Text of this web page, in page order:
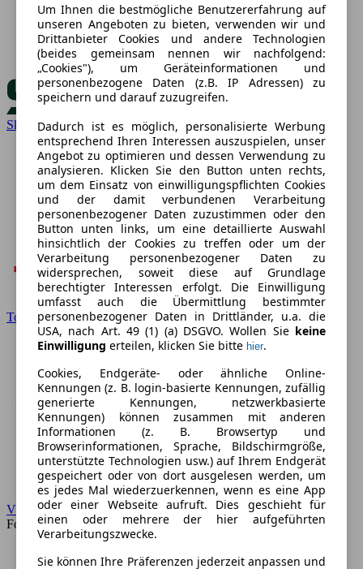
Skoda
Toyota
VW
Forum
Um Ihnen die bestmögliche Benutzererfahrung auf
unseren Angeboten zu bieten, verwenden wir und
Drittanbieter Cookies und andere Technologien
(beides gemeinsam nennen wir nachfolgend:
„Cookies"), um Geräteinformationen und
personenbezogene Daten (z.B. IP Adressen) zu
speichern und darauf zuzugreifen.
Dadurch ist es möglich, personalisierte Werbung
entsprechend Ihren Interessen auszuspielen, unser
Angebot zu optimieren und dessen Verwendung zu
analysieren. Klicken Sie den Button unten rechts,
um dem Einsatz von einwilligungspflichten Cookies
und der damit verbundenen Verarbeitung
personenbezogener Daten zuzustimmen oder den
Button unten links, um eine detaillierte Auswahl
hinsichtlich der Cookies zu treffen oder um der
Verarbeitung personenbezogener Daten zu
widersprechen, soweit diese auf Grundlage
berechtigter Interessen erfolgt. Die Einwilligung
umfasst auch die Übermittlung bestimmter
personenbezogener Daten in Drittländer, u.a. die
USA, nach Art. 49 (1) (a) DSGVO. Wollen Sie keine
Einwilligung erteilen, klicken Sie bitte hier.
Cookies, Endgeräte- oder ähnliche Online-
Kennungen (z. B. login-basierte Kennungen, zufällig
generierte Kennungen, netzwerkbasierte
Kennungen) können zusammen mit anderen
Informationen (z. B. Browsertyp und
Browserinformationen, Sprache, Bildschirmgröße,
unterstützte Technologien usw.) auf Ihrem Endgerät
gespeichert oder von dort ausgelesen werden, um
es jedes Mal wiederzuerkennen, wenn es eine App
oder einer Webseite aufruft. Dies geschieht für
einen oder mehrere der hier aufgeführten
Verarbeitungszwecke.
Sie können Ihre Präferenzen jederzeit anpassen und